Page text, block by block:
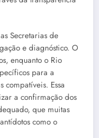
Secretarias de
e diagnóstico. O
enquanto o Rio
para a
compatíveis. Essa
a confirmação dos
que muitas
como o